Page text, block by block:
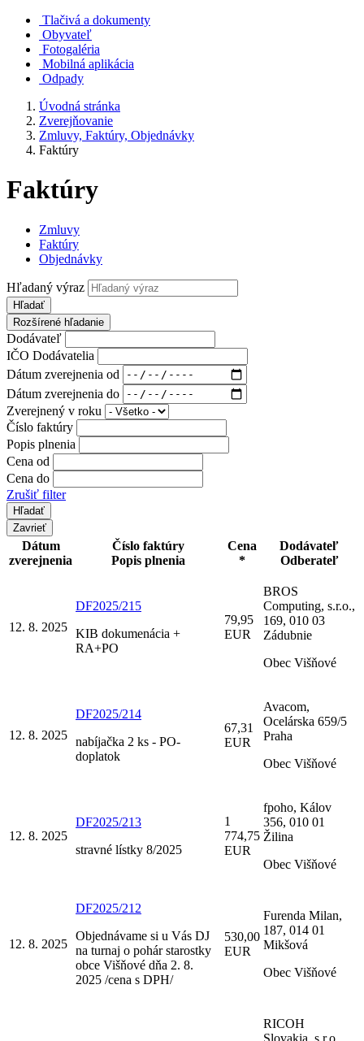
Tlačivá a dokumenty
Obyvateľ
Fotogaléria
Mobilná aplikácia
Odpady
Úvodná stránka
Zverejňovanie
Zmluvy, Faktúry, Objednávky
Faktúry
Faktúry
Zmluvy
Faktúry
Objednávky
Hľadaný výraz
Hľadať
Rozšírené hľadanie
Dodávateľ
IČO Dodávatelia
Dátum zverejnenia od
Dátum zverejnenia do
Zverejnený v roku
Číslo faktúry
Popis plnenia
Cena od
Cena do
Zrušiť filter
Zavrieť
Dátum
zverejnenia
Číslo faktúry
Popis plnenia
Cena
*
Dodávateľ
Odberateľ
12. 8. 2025
DF2025/215
KIB dokumenácia +
RA+PO
79,95
EUR
BROS
Computing, s.r.o.,
169, 010 03
Zádubnie
Obec Višňové
12. 8. 2025
DF2025/214
nabíjačka 2 ks - PO-
doplatok
67,31
EUR
Avacom,
Ocelárska 659/5
Praha
Obec Višňové
12. 8. 2025
DF2025/213
stravné lístky 8/2025
1
774,75
EUR
fpoho, Kálov
356, 010 01
Žilina
Obec Višňové
12. 8. 2025
DF2025/212
Objednávame si u Vás DJ
na turnaj o pohár starostky
obce Višňové dňa 2. 8.
2025 /cena s DPH/
530,00
EUR
Furenda Milan,
187, 014 01
Mikšová
Obec Višňové
RICOH
Slovakia, s.r.o.,